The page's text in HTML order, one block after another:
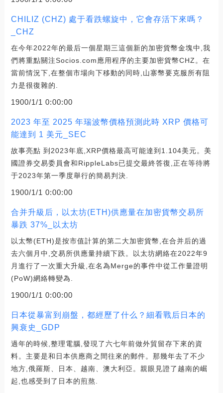
CHILIZ (CHZ) 處于看跌螺旋中，它會存活下來嗎？
_CHZ
在今年2022年的最后一個星期三這個新的加密貨幣金塊中,我
們將重點關注Socios.com應用程序的主要加密貨幣CHZ。在
當前情況下,在整個市場向下移動的同時,山寨幣要克服所有阻
力是很復雜的.
1900/1/1 0:00:00
2023 年至 2025 年瑞波幣價格預測此時 XRP 價格可
能達到 1 美元_SEC
故事亮點 到2023年底,XRP價格最高可能達到1.104美元。美
國證券交易委員會和RippleLabs已提交最終答復,正在等待將
于2023年第一季度舉行的簡易判決.
1900/1/1 0:00:00
合并升級后，以太坊(ETH)供應量在加密貨幣交易所
暴跌 37%_以太坊
以太幣(ETH)是按市值計算的第二大加密貨幣,在合并后的過
去六個月中,交易所供應量持續下跌。以太坊網絡在2022年9
月進行了一次重大升級,在名為Merge的事件中從工作量證明
(PoW)網絡轉變為.
1900/1/1 0:00:00
日本從暴富到崩盤，都經歷了什么？細看戰后日本的
興衰史_GDP
過年的時候,整理電腦,發現了六七年前做外貿留存下來的資
料。主要是和日本供應商之間往來的郵件。那幾年去了不少
地方,俄羅斯、日本、越南、澳大利亞。親眼見證了越南的崛
起,也感受到了日本的煎熬.